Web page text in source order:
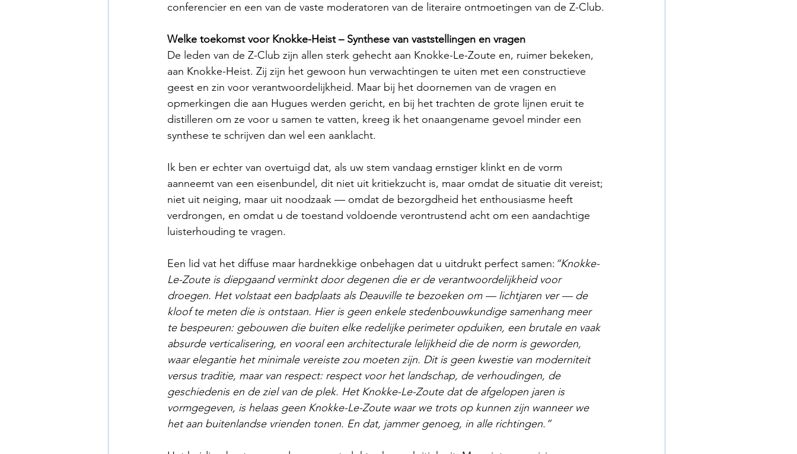
conferencier en een van de vaste moderatoren van de literaire ontmoetingen van de Z-Club.
Welke toekomst voor Knokke-Heist – Synthese van vaststellingen en vragen
De leden van de Z-Club zijn allen sterk gehecht aan Knokke-Le-Zoute en, ruimer bekeken,
aan Knokke-Heist. Zij zijn het gewoon hun verwachtingen te uiten met een constructieve
geest en zin voor verantwoordelijkheid. Maar bij het doornemen van de vragen en
opmerkingen die aan Hugues werden gericht, en bij het trachten de grote lijnen eruit te
distilleren om ze voor u samen te vatten, kreeg ik het onaangename gevoel minder een
synthese te schrijven dan wel een aanklacht.
Ik ben er echter van overtuigd dat, als uw stem vandaag ernstiger klinkt en de vorm
aanneemt van een eisenbundel, dit niet uit kritiekzucht is, maar omdat de situatie dit vereist;
niet uit neiging, maar uit noodzaak — omdat de bezorgdheid het enthousiasme heeft
verdrongen, en omdat u de toestand voldoende verontrustend acht om een aandachtige
luisterhouding te vragen.
Een lid vat het diffuse maar hardnekkige onbehagen dat u uitdrukt perfect samen: “Knokke-
Le-Zoute is diepgaand verminkt door degenen die er de verantwoordelijkheid voor
droegen. Het volstaat een badplaats als Deauville te bezoeken om — lichtjaren ver — de
kloof te meten die is ontstaan. Hier is geen enkele stedenbouwkundige samenhang meer
te bespeuren: gebouwen die buiten elke redelijke perimeter opduiken, een brutale en vaak
absurde verticalisering, en vooral een architecturale lelijkheid die de norm is geworden,
waar elegantie het minimale vereiste zou moeten zijn. Dit is geen kwestie van moderniteit
versus traditie, maar van respect: respect voor het landschap, de verhoudingen, de
geschiedenis en de ziel van de plek. Het Knokke-Le-Zoute dat de afgelopen jaren is
vormgegeven, is helaas geen Knokke-Le-Zoute waar we trots op kunnen zijn wanneer we
het aan buitenlandse vrienden tonen. En dat, jammer genoeg, in alle richtingen.”